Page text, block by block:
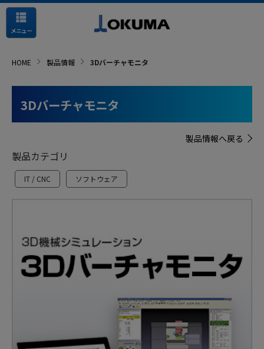
メニュー
HOME 製品情報 3Dバーチャモニタ
3Dバーチャモニタ
製品情報へ戻る
製品カテゴリ
IT / CNC ソフトウェア